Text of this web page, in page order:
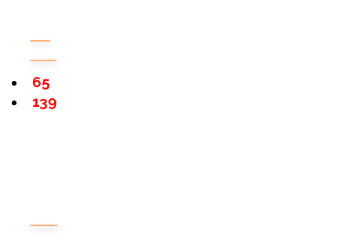
139
65